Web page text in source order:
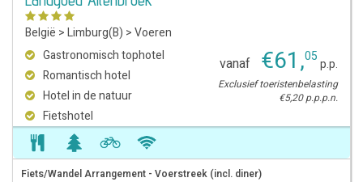
België >Limburg(B) >Voeren
Gastronomisch tophotel
Romantisch hotel
Hotel in de natuur
Fietshotel
vanaf €61,05p.p.
Exclusief toeristenbelasting
€5,20 p.p.p.n.
Fiets/Wandel Arrangement - Voerstreek (incl. diner)